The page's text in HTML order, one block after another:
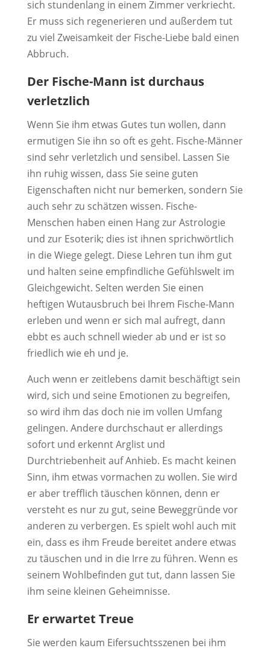
sich stundenlang in einem Zimmer verkriecht.
Er muss sich regenerieren und außerdem tut
zu viel Zweisamkeit der Fische-Liebe bald einen
Abbruch.
Der Fische-Mann ist durchaus
verletzlich
Wenn Sie ihm etwas Gutes tun wollen, dann
ermutigen Sie ihn so oft es geht. Fische-Männer
sind sehr verletzlich und sensibel. Lassen Sie
ihn ruhig wissen, dass Sie seine guten
Eigenschaften nicht nur bemerken, sondern Sie
auch sehr zu schätzen wissen. Fische-
Menschen haben einen Hang zur Astrologie
und zur Esoterik; dies ist ihnen sprichwörtlich
in die Wiege gelegt. Diese Lehren tun ihm gut
und halten seine empfindliche Gefühlswelt im
Gleichgewicht. Selten werden Sie einen
heftigen Wutausbruch bei Ihrem Fische-Mann
erleben und wenn er sich mal aufregt, dann
ebbt es auch schnell wieder ab und er ist so
friedlich wie eh und je.
Auch wenn er zeitlebens damit beschäftigt sein
wird, sich und seine Emotionen zu begreifen,
so wird ihm das doch nie im vollen Umfang
gelingen. Andere durchschaut er allerdings
sofort und erkennt Arglist und
Durchtriebenheit auf Anhieb. Es macht keinen
Sinn, ihm etwas vormachen zu wollen. Sie wird
er aber trefflich täuschen können, denn er
versteht es nur zu gut, seine Beweggründe vor
anderen zu verbergen. Es spielt wohl auch mit
ein, dass es ihm Freude bereitet andere etwas
zu täuschen und in die Irre zu führen. Wenn es
seinem Wohlbefinden gut tut, dann lassen Sie
ihm seine kleinen Geheimnisse.
Er erwartet Treue
Sie werden kaum Eifersuchtsszenen bei ihm